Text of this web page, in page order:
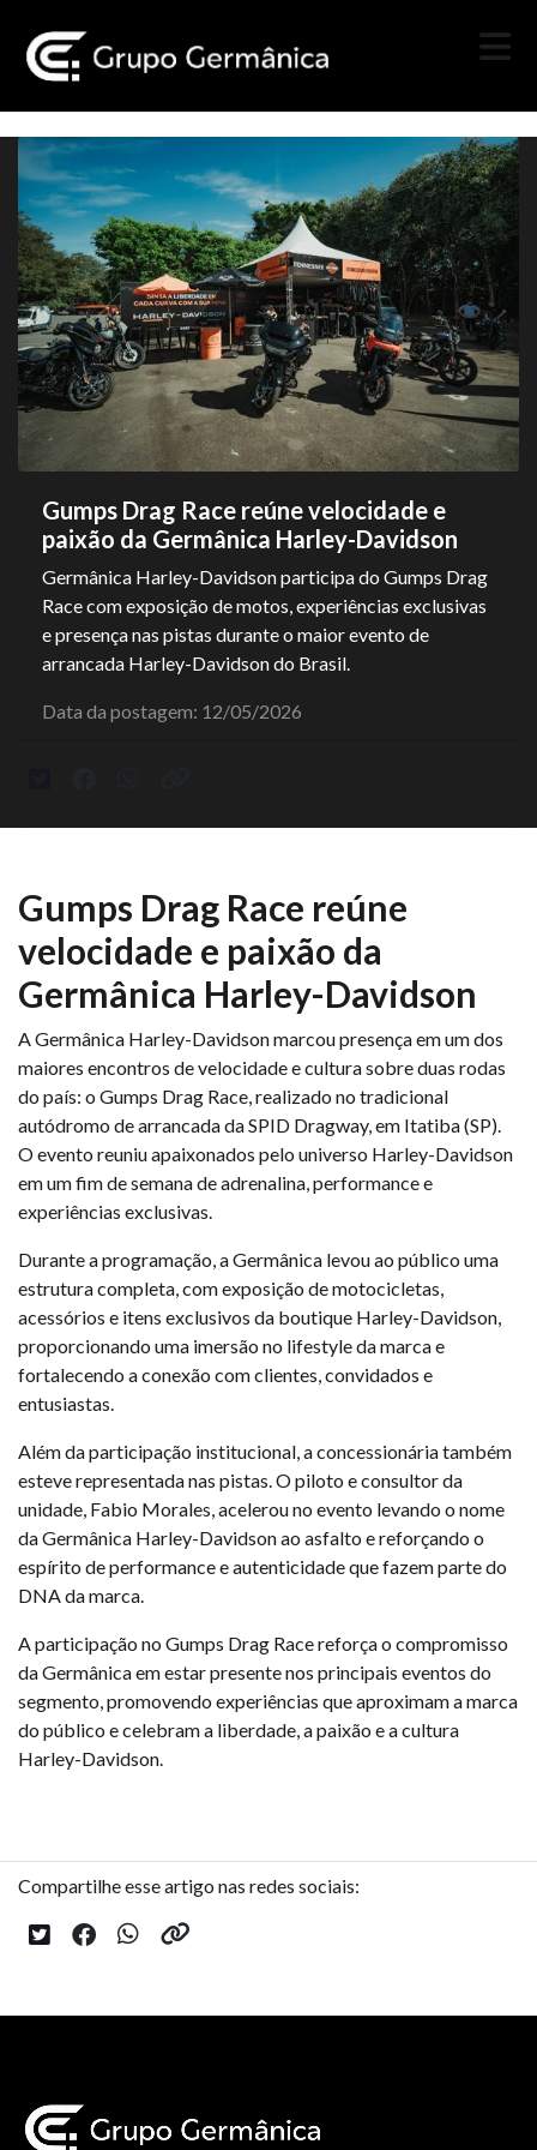
Gumps Drag Race reúne velocidade e
paixão da Germânica Harley-Davidson
Germânica Harley-Davidson participa do Gumps Drag
Race com exposição de motos, experiências exclusivas
e presença nas pistas durante o maior evento de
arrancada Harley-Davidson do Brasil.
Data da postagem: 12/05/2026
Gumps Drag Race reúne
velocidade e paixão da
Germânica Harley-Davidson
A Germânica Harley-Davidson marcou presença em um dos
maiores encontros de velocidade e cultura sobre duas rodas
do país: o Gumps Drag Race, realizado no tradicional
autódromo de arrancada da SPID Dragway, em Itatiba (SP).
O evento reuniu apaixonados pelo universo Harley-Davidson
em um fim de semana de adrenalina, performance e
experiências exclusivas.
Durante a programação, a Germânica levou ao público uma
estrutura completa, com exposição de motocicletas,
acessórios e itens exclusivos da boutique Harley-Davidson,
proporcionando uma imersão no lifestyle da marca e
fortalecendo a conexão com clientes, convidados e
entusiastas.
Além da participação institucional, a concessionária também
esteve representada nas pistas. O piloto e consultor da
unidade, Fabio Morales, acelerou no evento levando o nome
da Germânica Harley-Davidson ao asfalto e reforçando o
espírito de performance e autenticidade que fazem parte do
DNA da marca.
A participação no Gumps Drag Race reforça o compromisso
da Germânica em estar presente nos principais eventos do
segmento, promovendo experiências que aproximam a marca
do público e celebram a liberdade, a paixão e a cultura
Harley-Davidson.
Compartilhe esse artigo nas redes sociais: